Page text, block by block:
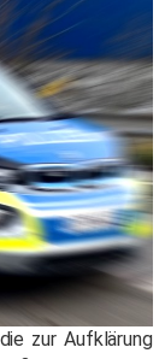
zur Aufklärung